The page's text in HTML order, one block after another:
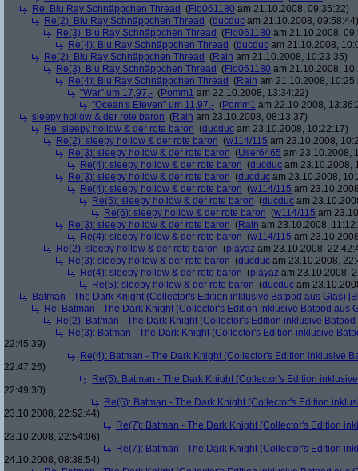
Re: Blu Ray Schnäppchen Thread (Flo061180 am 21.10.2008, 09:35:22)
Re(2): Blu Ray Schnäppchen Thread (ducduc am 21.10.2008, 09:58:44)
Re(3): Blu Ray Schnäppchen Thread (Flo061180 am 21.10.2008,
Re(4): Blu Ray Schnäppchen Thread (ducduc am 21.10.2008,
Re(2): Blu Ray Schnäppchen Thread (Rain am 21.10.2008, 10:23:35)
Re(3): Blu Ray Schnäppchen Thread (Flo061180 am 21.10.2008,
Re(4): Blu Ray Schnäppchen Thread (Rain am 21.10.2008,
"War" um 17,97,- (Pomm1 am 22.10.2008, 13:34:22)
"Ocean's Eleven" um 11,97,- (Pomm1 am 22.10.2008,
sleepy hollow & der rote baron (Rain am 23.10.2008, 08:13:37)
Re: sleepy hollow & der rote baron (ducduc am 23.10.2008, 10:22:17)
Re(2): sleepy hollow & der rote baron (w114/115 am 23.10.2008,
Re(3): sleepy hollow & der rote baron (User6465 am 23.10.2008,
Re(4): sleepy hollow & der rote baron (ducduc am 23.10.2008,
Re(3): sleepy hollow & der rote baron (ducduc am 23.10.2008,
Re(4): sleepy hollow & der rote baron (w114/115 am
Re(5): sleepy hollow & der rote baron (ducduc am
Re(6): sleepy hollow & der rote baron (w114/115 am
Re(3): sleepy hollow & der rote baron (Rain am 23.10.2008,
Re(4): sleepy hollow & der rote baron (w114/115 am
Re(2): sleepy hollow & der rote baron (playaz am 23.10.2008,
Re(3): sleepy hollow & der rote baron (ducduc am 23.10.2008,
Re(4): sleepy hollow & der rote baron (playaz am 23.10.2008,
Re(5): sleepy hollow & der rote baron (ducduc am
Batman - The Dark Knight (Collector's Edition inklusive Batpod aus Glas)
Re: Batman - The Dark Knight (Collector's Edition inklusive Batpod aus
Re(2): Batman - The Dark Knight (Collector's Edition inklusive
Re(3): Batman - The Dark Knight (Collector's Edition inklusive
22:45:39)
Re(4): Batman - The Dark Knight (Collector's Edition inklusive
22:47:26)
Re(5): Batman - The Dark Knight (Collector's Edition
22:49:30)
Re(6): Batman - The Dark Knight (Collector's Edition
23.10.2008, 22:52:44)
Re(7): Batman - The Dark Knight (Collector's Edition
23.10.2008, 22:54:06)
Re(7): Batman - The Dark Knight (Collector's Edition
24.10.2008, 08:38:54)